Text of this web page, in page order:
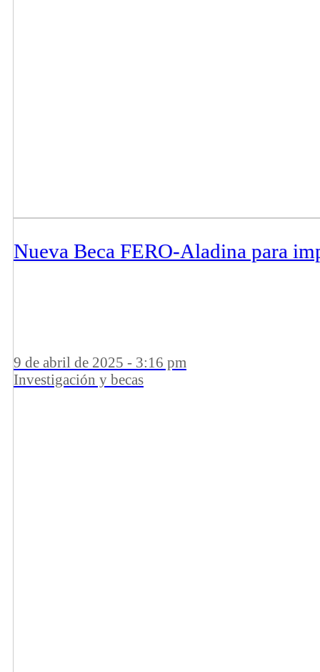
Nueva Beca FERO-Aladina para
9 de abril de 2025 - 3:16 pm
Investigación y becas